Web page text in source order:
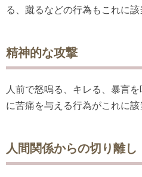
る、蹴るなどの行為もこれに該
精神的な攻撃
人前で怒鳴る、キレる、暴言
に苦痛を与える行為がこれに該
人間関係からの切り離し